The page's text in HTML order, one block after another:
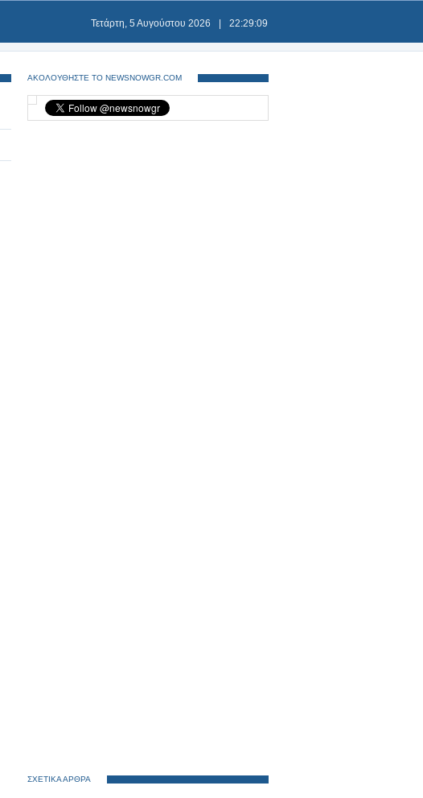
Τετάρτη, 5 Αυγούστου 2026 22:29:09
ΑΚΟΛΟΥΘΗΣΤΕ ΤΟ NEWSNOWGR.COM
ΣΧΕΤΙΚΑ ΑΡΘΡΑ